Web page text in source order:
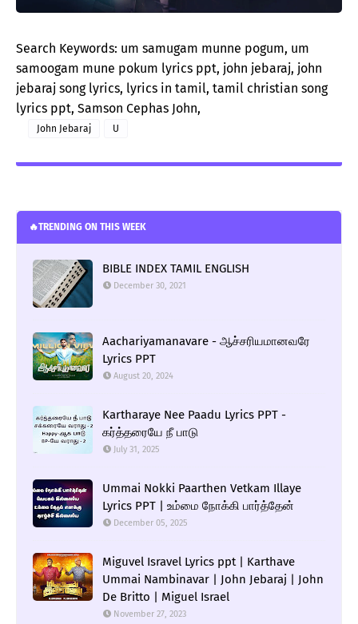
Search Keywords: um samugam munne pogum, um
samoogam mune pokum lyrics ppt, john jebaraj, john
jebaraj song lyrics, lyrics in tamil, tamil christian song
lyrics ppt, Samson Cephas John,
John Jebaraj U
🔥TRENDING ON THIS WEEK
BIBLE INDEX TAMIL ENGLISH
December 30, 2021
Aachariyamanavare - ஆச்சரியமானவரே
Lyrics PPT
August 20, 2024
Kartharaye Nee Paadu Lyrics PPT -
கர்த்தரையே நீ பாடு
July 31, 2025
Ummai Nokki Paarthen Vetkam Illaye
Lyrics PPT | உம்மை நோக்கி பார்த்தேன்
December 05, 2025
Miguvel Isravel Lyrics ppt | Karthave
Ummai Nambinavar | John Jebaraj | John
De Britto | Miguel Israel
November 27, 2023